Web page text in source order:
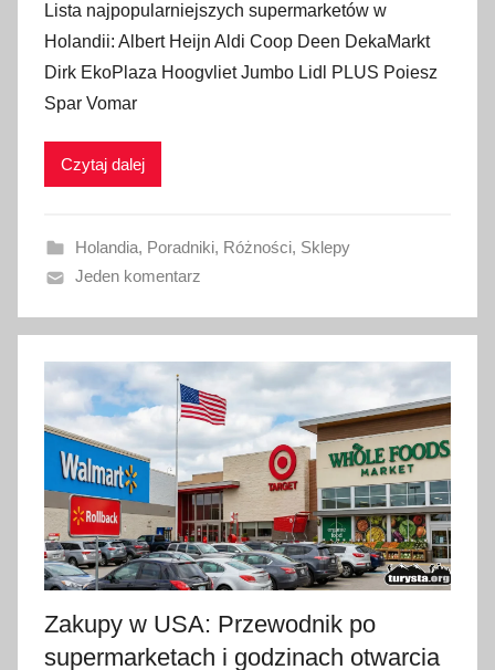
u
b
l
i
w
n
o
2
s
y
n
i
a
2
0
2
Lista najpopularniejszych supermarketów w
Holandii: Albert Heijn Aldi Coop Deen DekaMarkt
Dirk EkoPlaza Hoogvliet Jumbo Lidl PLUS Poiesz
Spar Vomar
Czytaj dalej
Holandia, Poradniki, Różności, Sklepy
Jeden komentarz
Zakupy w USA: Przewodnik po
supermarketach i godzinach otwarcia